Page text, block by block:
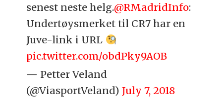
senest neste helg.@RMadridInfo:
Undertøysmerket til CR7 har en
Juve-link i URL
pic.twitter.com/obdPky9AOB
— Petter Veland
(@ViasportVeland) July 7, 2018